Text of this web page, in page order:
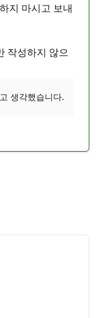
지 마시고 보내
작성하지 않으
생각했습니다.